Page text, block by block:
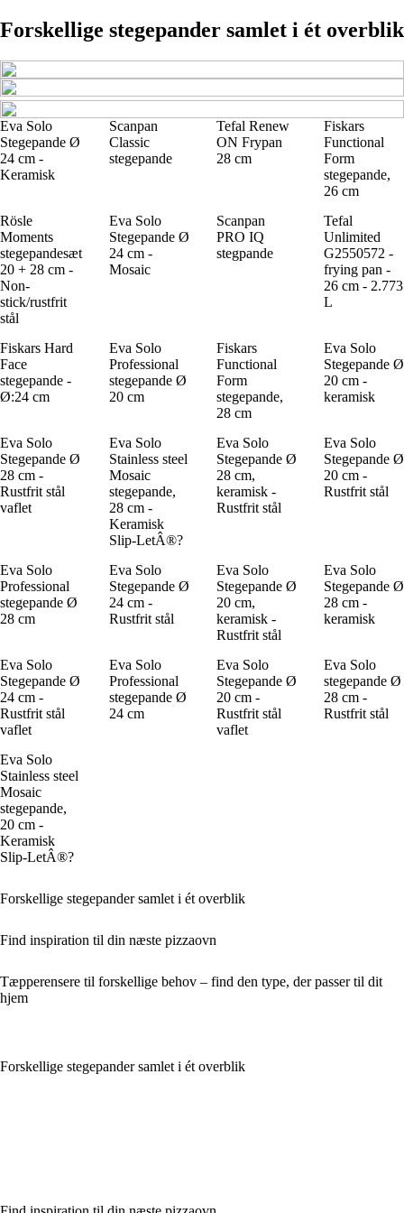
Forskellige stegepander samlet i ét overblik
Eva Solo
Stegepande Ø
24 cm -
Keramisk
Scanpan
Classic
stegepande
Tefal Renew
ON Frypan
28 cm
Fiskars
Functional
Form
stegepande,
26 cm
Rösle
Moments
stegepandesæt
20 + 28 cm -
Non-
stick/rustfrit
stål
Eva Solo
Stegepande Ø
24 cm -
Mosaic
Scanpan
PRO IQ
stegpande
Tefal
Unlimited
G2550572 -
frying pan -
26 cm - 2.773
L
Fiskars Hard
Face
stegepande -
Ø:24 cm
Eva Solo
Professional
stegepande Ø
20 cm
Fiskars
Functional
Form
stegepande,
28 cm
Eva Solo
Stegepande Ø
20 cm -
keramisk
Eva Solo
Stegepande Ø
28 cm -
Rustfrit stål
vaflet
Eva Solo
Stainless steel
Mosaic
stegepande,
28 cm -
Keramisk
Slip-LetÂ®?
Eva Solo
Stegepande Ø
28 cm,
keramisk -
Rustfrit stål
Eva Solo
Stegepande Ø
20 cm -
Rustfrit stål
Eva Solo
Professional
stegepande Ø
28 cm
Eva Solo
Stegepande Ø
24 cm -
Rustfrit stål
Eva Solo
Stegepande Ø
20 cm,
keramisk -
Rustfrit stål
Eva Solo
Stegepande Ø
28 cm -
keramisk
Eva Solo
Stegepande Ø
24 cm -
Rustfrit stål
vaflet
Eva Solo
Professional
stegepande Ø
24 cm
Eva Solo
Stegepande Ø
20 cm -
Rustfrit stål
vaflet
Eva Solo
stegepande Ø
28 cm -
Rustfrit stål
Eva Solo
Stainless steel
Mosaic
stegepande,
20 cm -
Keramisk
Slip-LetÂ®?
Forskellige stegepander samlet i ét overblik
Find inspiration til din næste pizzaovn
Tæpperensere til forskellige behov – find den type, der passer til dit
hjem
Forskellige stegepander samlet i ét overblik